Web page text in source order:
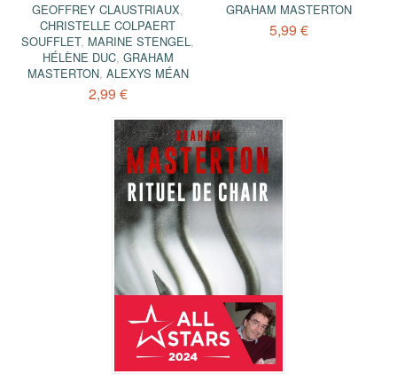
GEOFFREY CLAUSTRIAUX,
CHRISTELLE COLPAERT
SOUFFLET, MARINE STENGEL,
HÉLÈNE DUC, GRAHAM
MASTERTON, ALEXYS MÉAN
2,99 €
GRAHAM MASTERTON
5,99 €